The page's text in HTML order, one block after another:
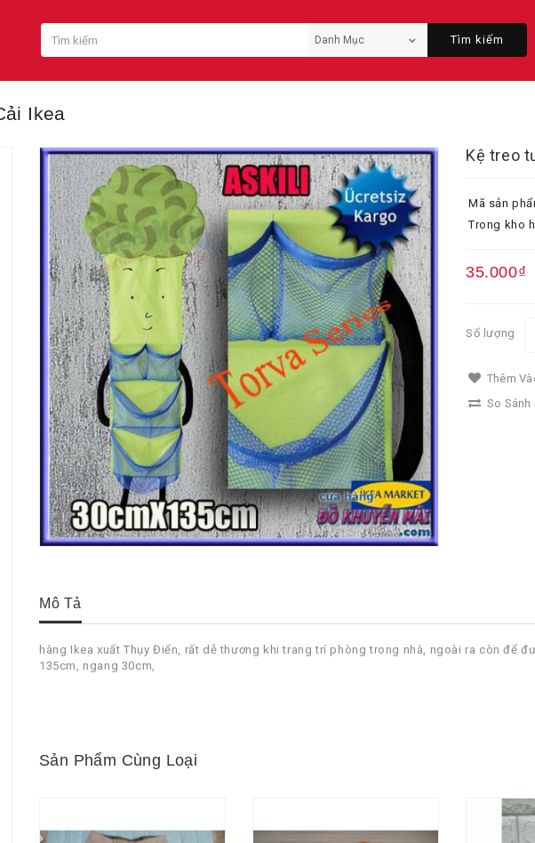
Tìm kiếm
Ikea
Kệ treo
Mã sản
Trong kho
35.000₫
Số lượng
Thêm
So Sánh
Mô Tả
hàng Ikea xuất Thụy Điển, rất dễ thương khi trang trí phòng trong nhà, ngoài ra còn để
135cm, ngang 30cm,
Sản Phẩm Cùng Loại